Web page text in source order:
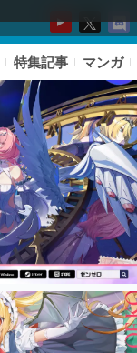
特集記事 マンガ